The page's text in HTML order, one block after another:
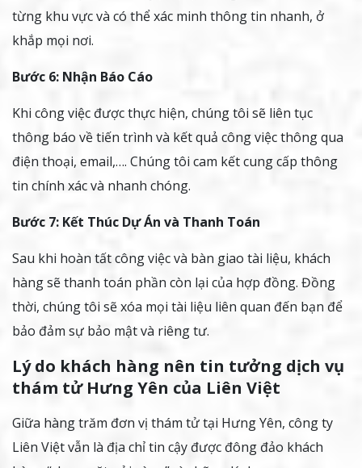
từng khu vực và có thể xác minh thông tin nhanh, ở
khắp mọi nơi.
Bước 6: Nhận Báo Cáo
Khi công việc được thực hiện, chúng tôi sẽ liên tục
thông báo về tiến trình và kết quả công việc thông qua
điện thoại, email,…. Chúng tôi cam kết cung cấp thông
tin chính xác và nhanh chóng.
Bước 7: Kết Thúc Dự Án và Thanh Toán
Sau khi hoàn tất công việc và bàn giao tài liệu, khách
hàng sẽ thanh toán phần còn lại của hợp đồng. Đồng
thời, chúng tôi sẽ xóa mọi tài liệu liên quan đến bạn để
bảo đảm sự bảo mật và riêng tư.
Lý do khách hàng nên tin tưởng dịch vụ
thám tử Hưng Yên của Liên Việt
Giữa hàng trăm đơn vị thám tử tại Hưng Yên, công ty
Liên Việt vẫn là địa chỉ tin cậy được đông đảo khách